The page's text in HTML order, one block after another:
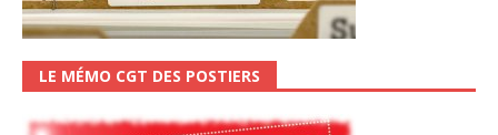
LE MÉMO CGT DES POSTIERS